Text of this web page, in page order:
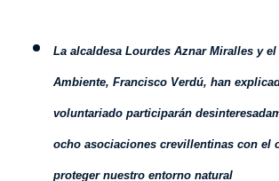
La alcaldesa Lourdes Aznar Miralles y
Ambiente, Francisco Verdú, han
voluntariado participarán
ocho asociaciones crevillentinas con el
proteger nuestro entorno natural